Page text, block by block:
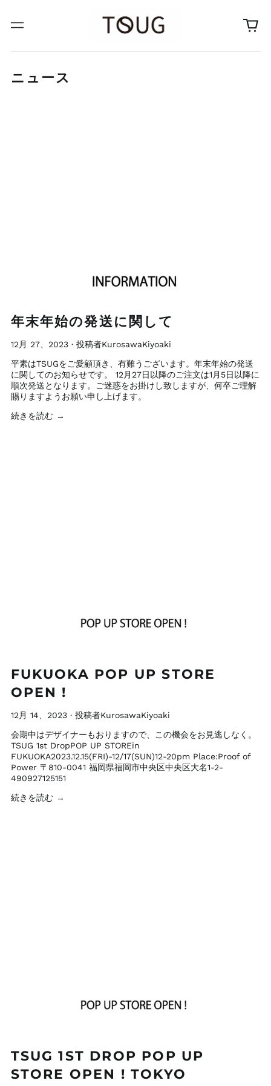
メ
0
ニュース
年末年始の発送に関して
12月 27、2023 · 投稿者KurosawaKiyoaki
平素はTSUGをご愛顧頂き、有難うございます。年末年始の発送
に関してのお知らせです。 12月27日以降のご注文は1月5日以降に
順次発送となります。ご迷惑をお掛けし致しますが、何卒ご理解
賜りますようお願い申し上げます。
続きを読む →
FUKUOKA POP UP STORE
OPEN !
12月 14、2023 · 投稿者KurosawaKiyoaki
会期中はデザイナーもおりますので、この機会をお見逃しなく。
TSUG 1st DropPOP UP STOREin
FUKUOKA2023.12.15(FRI)-12/17(SUN)12-20pm Place:Proof of
Power 〒810-0041 福岡県福岡市中央区中央区大名1-2-
490927125151
続きを読む →
TSUG 1ST DROP POP UP
STORE OPEN ! TOKYO